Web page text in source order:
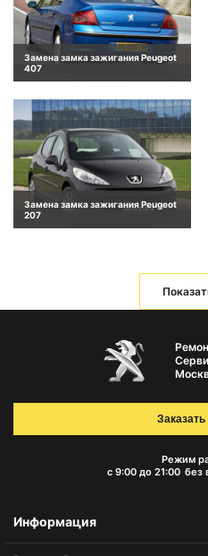
Замена замка зажигания Peugeot
407
Замена замка зажигания Peugeot
207
Режим
с 9:00 до 21:00 без
Заказать
Информация